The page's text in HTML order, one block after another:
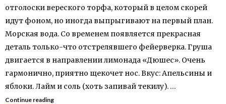
отголоски вереского торфа, который в целом скорей
идут фоном, но иногда выпрыгивают на первый план.
Морская вода. Со временем появляется прекрасная
деталь только-что отстрелявшего фейерверка. Груша
двигается в направлении лимонада «Дюшес». Очень
гармонично, приятно щекочет нос. Вкус: Апельсины и
яблоки. Лайм и соль (хоть запивай текилу). …
Continue reading